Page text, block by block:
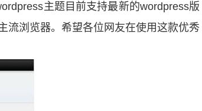
主题目前支持最新的wordpress版
流浏览器。希望各位网友在使用这款优秀